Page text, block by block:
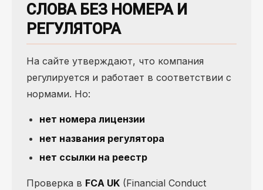
СЛОВА БЕЗ НОМЕРА И
РЕГУЛЯТОРА
На сайте утверждают, что компания
регулируется и работает в соответствии с
нормами. Но:
нет номера лицензии
нет названия регулятора
нет ссылки на реестр
Проверка в FCA UK (Financial Conduct